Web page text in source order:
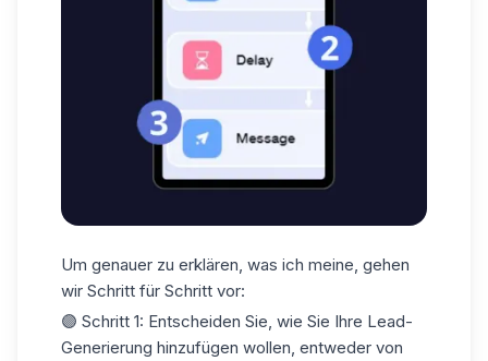
Um genauer zu erklären, was ich meine, gehen
wir Schritt für Schritt vor:
🟣 Schritt 1: Entscheiden Sie, wie Sie Ihre Lead-
Generierung hinzufügen wollen, entweder von